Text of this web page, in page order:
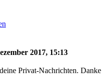
2017, 15:13
Privat-Nachrichten. Danke